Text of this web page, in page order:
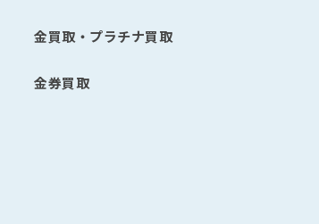
金買取・プラチナ買取
金券買取